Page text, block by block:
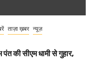
ताज़ा ख़बर न्यूज़
की सीएम धामी से गुहार,